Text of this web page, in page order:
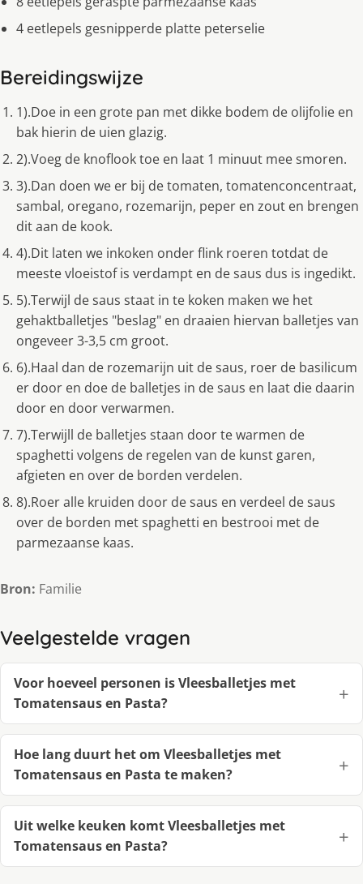
4 eetlepels gesnipperde platte peterselie
Bereidingswijze
1).Doe in een grote pan met dikke bodem de olijfolie en
bak hierin de uien glazig.
2).Voeg de knoflook toe en laat 1 minuut mee smoren.
3).Dan doen we er bij de tomaten, tomatenconcentraat,
sambal, oregano, rozemarijn, peper en zout en brengen
dit aan de kook.
4).Dit laten we inkoken onder flink roeren totdat de
meeste vloeistof is verdampt en de saus dus is ingedikt.
5).Terwijl de saus staat in te koken maken we het
gehaktballetjes "beslag" en draaien hiervan balletjes van
ongeveer 3-3,5 cm groot.
6).Haal dan de rozemarijn uit de saus, roer de basilicum
er door en doe de balletjes in de saus en laat die daarin
door en door verwarmen.
7).Terwijll de balletjes staan door te warmen de
spaghetti volgens de regelen van de kunst garen,
afgieten en over de borden verdelen.
8).Roer alle kruiden door de saus en verdeel de saus
over de borden met spaghetti en bestrooi met de
parmezaanse kaas.
Bron: Familie
Veelgestelde vragen
Voor hoeveel personen is Vleesballetjes met
Tomatensaus en Pasta?
Hoe lang duurt het om Vleesballetjes met
Tomatensaus en Pasta te maken?
Uit welke keuken komt Vleesballetjes met
Tomatensaus en Pasta?